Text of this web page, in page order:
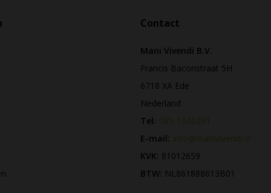
Contact
Mani Vivendi B.V.
Francis Baconstraat 5H
6718 XA Ede
Nederland
Tel: 085-1040291
E-mail: info@manivivendi.nl
KVK: 81012659
BTW: NL861888613B01